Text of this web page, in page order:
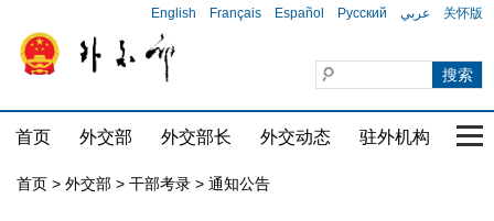
English Français Español Русский عربي 关怀版
首页 外交部 外交部长 外交动态 驻外机构 国
首页 > 外交部 > 干部考录 > 通知公告